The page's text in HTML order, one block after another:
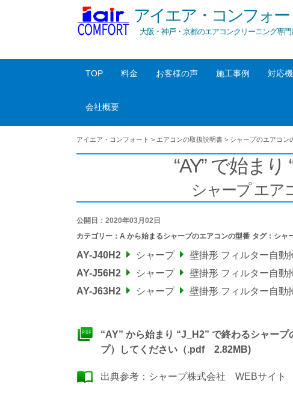
アイエア・コンフォー
大阪・神戸・京都のエアコンクリーニング専門
TOP 料金 お客様の声 施工事例 対応
会社概要
アイエア・コンフォート > エアコンの取扱説明書 > シャープのエアコン
“AY” で始まり
シャープ エア
公開日：2020年03月02日
カテゴリー： A から始まるシャープのエアコンの型番 タグ： シャ
AY-J40H2 シャープ 壁掛形 フィルター自動
AY-J56H2
シャープ 壁掛形 フィルター自動
AY-J63H2
シャープ 壁掛形 フィルター自動
“AY” から始まり “J_H2” で終わるシャー
プ）してください（.pdf 2.82MB)
出典参考： シャープ株式会社 WEBサイト